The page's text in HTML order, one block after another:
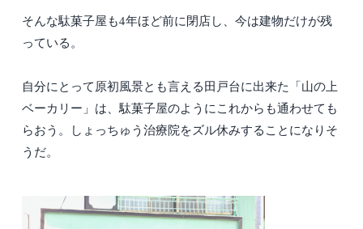
そんな駄菓子屋も4年ほど前に閉店し、今は建物だけが残
っている。
自分にとって原初風景とも言える田戸台に出来た「山の上
ベーカリー」は、駄菓子屋のようにこれからも通わせても
らおう。しょっちゅう治療院をズル休みすることになりそ
うだ。